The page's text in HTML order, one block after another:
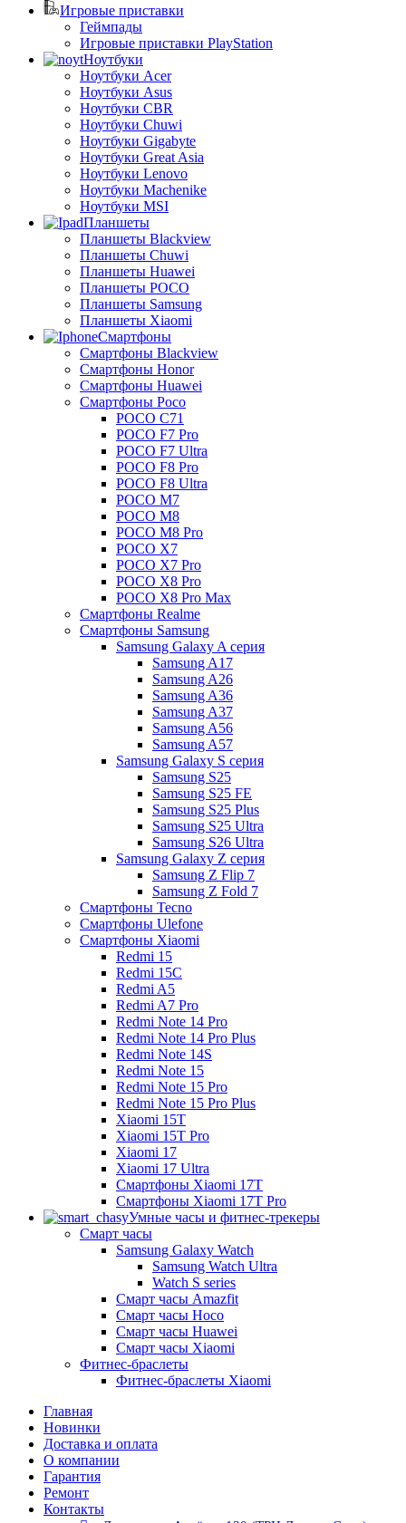
Игровые приставки
Геймпады
Игровые приставки PlayStation
Ноутбуки
Ноутбуки Acer
Ноутбуки Asus
Ноутбуки CBR
Ноутбуки Chuwi
Ноутбуки Gigabyte
Ноутбуки Great Asia
Ноутбуки Lenovo
Ноутбуки Machenike
Ноутбуки MSI
Планшеты
Планшеты Blackview
Планшеты Chuwi
Планшеты Huawei
Планшеты POCO
Планшеты Samsung
Планшеты Xiaomi
Смартфоны
Смартфоны Blackview
Смартфоны Honor
Смартфоны Huawei
Смартфоны Poco
POCO C71
POCO F7 Pro
POCO F7 Ultra
POCO F8 Pro
POCO F8 Ultra
POCO M7
POCO M8
POCO M8 Pro
POCO X7
POCO X7 Pro
POCO X8 Pro
POCO X8 Pro Max
Смартфоны Realme
Смартфоны Samsung
Samsung Galaxy A серия
Samsung A17
Samsung A26
Samsung A36
Samsung A37
Samsung A56
Samsung A57
Samsung Galaxy S серия
Samsung S25
Samsung S25 FE
Samsung S25 Plus
Samsung S25 Ultra
Samsung S26 Ultra
Samsung Galaxy Z серия
Samsung Z Flip 7
Samsung Z Fold 7
Смартфоны Tecno
Смартфоны Ulefone
Смартфоны Xiaomi
Redmi 15
Redmi 15C
Redmi A5
Redmi A7 Pro
Redmi Note 14 Pro
Redmi Note 14 Pro Plus
Redmi Note 14S
Redmi Note 15
Redmi Note 15 Pro
Redmi Note 15 Pro Plus
Xiaomi 15T
Xiaomi 15T Pro
Xiaomi 17
Xiaomi 17 Ultra
Смартфоны Xiaomi 17Т
Смартфоны Xiaomi 17Т Pro
Умные часы и фитнес-трекеры
Смарт часы
Samsung Galaxy Watch
Samsung Watch Ultra
Watch S series
Смарт часы Amazfit
Смарт часы Hoco
Смарт часы Huawei
Смарт часы Xiaomi
Фитнес-браслеты
Фитнес-браслеты Xiaomi
Главная
Новинки
Доставка и оплата
О компании
Гарантия
Ремонт
Контакты